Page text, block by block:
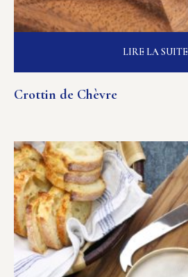
Crottin de Chèvre
LIRE LA SUITE